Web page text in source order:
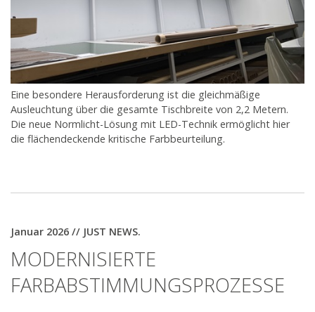
Eine besondere Herausforderung ist die gleichmäßige
Ausleuchtung über die gesamte Tischbreite von 2,2 Metern.
Die neue Normlicht-Lösung mit LED-Technik ermöglicht hier
die flächendeckende kritische Farbbeurteilung.
Januar 2026 // JUST NEWS.
MODERNISIERTE
FARBABSTIMMUNGSPROZESSE